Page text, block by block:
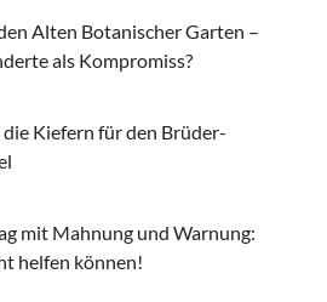
Alten Botanischer Garten –
als Kompromiss?
Kiefern für den Brüder-
mit Mahnung und Warnung:
helfen können!